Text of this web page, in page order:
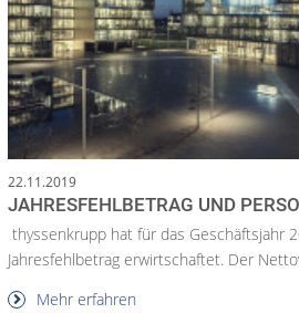
22.11.2019
JAHRESFEHLBETRAG UND
thyssenkrupp hat für das Geschäftsjahr
Jahresfehlbetrag erwirtschaftet. Der
Mehr erfahren